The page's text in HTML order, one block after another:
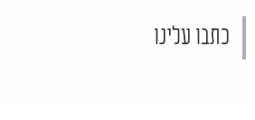
כתבו עלינו